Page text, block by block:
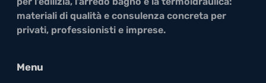
materiali di qualità e consulenza concreta per
privati, professionisti e imprese.
Menu